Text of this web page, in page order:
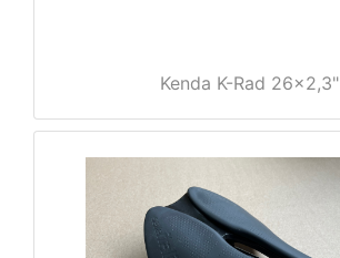
Kenda K-Rad 26x2,3"